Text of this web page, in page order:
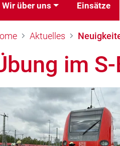
Wir über uns Einsätze
Aktuelles
im